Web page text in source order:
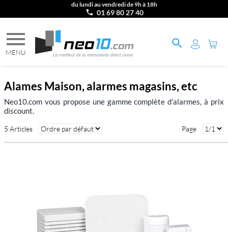
du lundi au vendredi de 9h à 18h
01 69 80 27 40
Alames Maison, alarmes magasins, etc
Neo10.com vous propose une gamme complète d'alarmes, à prix
discount.
Page
5 Articles